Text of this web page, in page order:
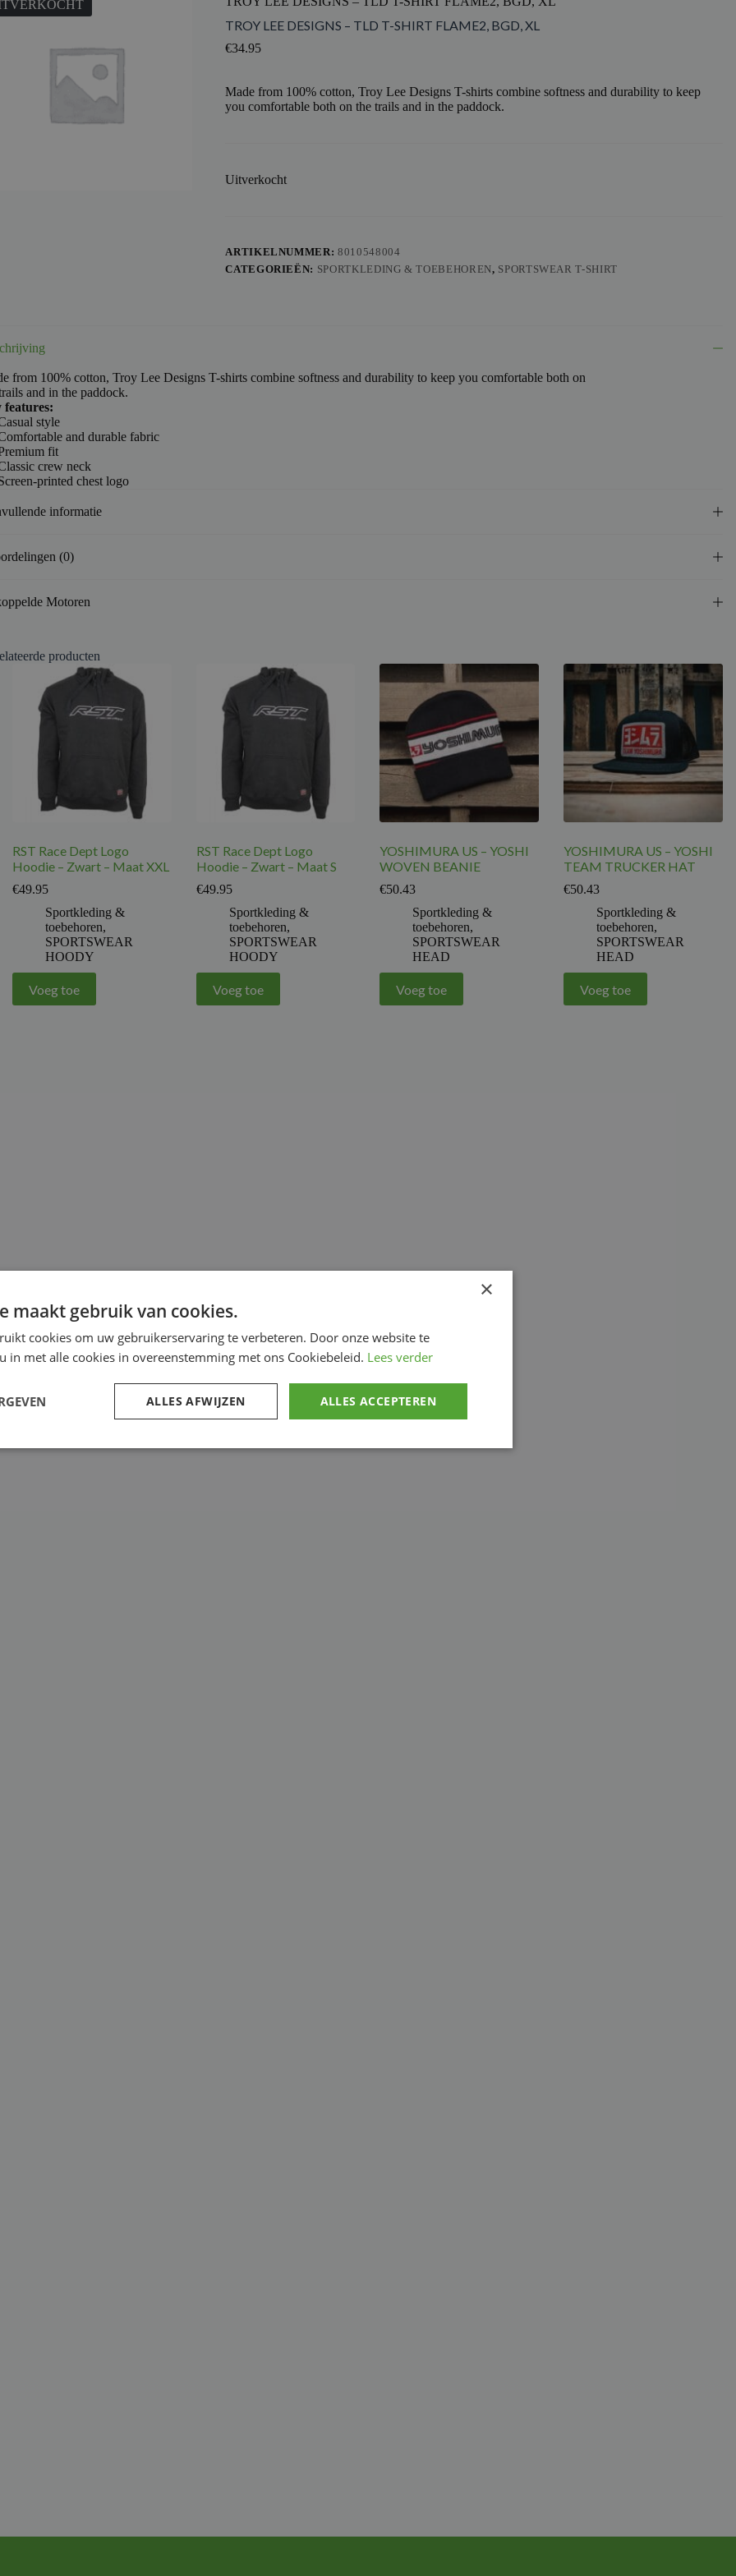
TROY LEE DESIGNS – TLD T-SHIRT FLAME2, BGD, XL
€34.95
Made from 100% cotton, Troy Lee Designs T-shirts combine softness and durability to keep
you comfortable both on the trails and in the paddock.
Uitverkocht
ARTIKELNUMMER:8010548004
CATEGORIEËN: SPORTKLEDING & TOEBEHOREN, SPORTSWEAR T-SHIRT
from 100% cotton, Troy Lee Designs T-shirts combine softness and durability to keep you comfortable both on
and in the paddock.
features:
style
and durable fabric
fit
crew neck
printed chest logo
informatie
(0)
Motoren
producten
RST Race Dept Logo
Hoodie – Zwart – Maat XXL
€49.95
Sportkleding &
toebehoren,
SPORTSWEAR
HOODY
Voeg toe
RST Race Dept Logo
Hoodie – Zwart – Maat S
€49.95
Sportkleding &
toebehoren,
SPORTSWEAR
HOODY
Voeg toe
YOSHIMURA US – YOSHI
WOVEN BEANIE
€50.43
Sportkleding &
toebehoren,
SPORTSWEAR
HEAD
Voeg toe
YOSHIMURA US – YOSHI
TEAM TRUCKER HAT
€50.43
Sportkleding &
toebehoren,
SPORTSWEAR
HEAD
Voeg toe
×
maakt gebruik van cookies.
cookies om uw gebruikerservaring te verbeteren. Door onze website te
in met alle cookies in overeenstemming met ons Cookiebeleid. Lees verder
ALLES ACCEPTEREN
ALLES AFWIJZEN